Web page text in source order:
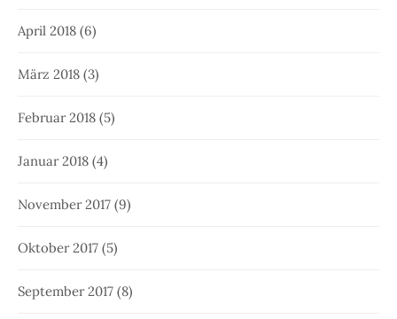
April 2018 (6)
März 2018 (3)
Februar 2018 (5)
Januar 2018 (4)
November 2017 (9)
Oktober 2017 (5)
September 2017 (8)